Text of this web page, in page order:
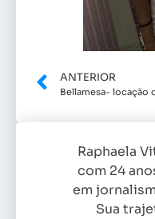
ANTERIOR
Raphaela
com 24
em
Sua